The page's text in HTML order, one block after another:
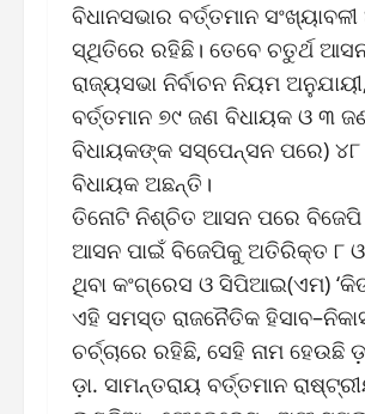
ବିଧାନସଭାର ବର୍ତ୍ତମାନ
ସ୍ଥିତିରେ ରହିଛି। ତେବେ ଚତୁର୍ଥ
ରାଜ୍ୟସଭା ନିର୍ବାଚନ ନିୟମ
ବର୍ତ୍ତମାନ ୭୯ ଜଣ ବିଧାୟକ ଓ ୩
ବିଧାୟକଙ୍କ ସସ୍ପେନ୍ସନ ପରେ)
ବିଧାୟକ ଅଛନ୍ତି।
ତିନୋଟି ନିଶ୍ଚିତ ଆସନ ପରେ ବିଜେପି
ଆସନ ପାଇଁ ବିଜେପିକୁ ଅତିରିକ୍ତ ୮
ଥିବା କଂଗ୍ରେସ ଓ ସିପିଆଇ(ଏମ)
ଏହି ସମସ୍ତ ରାଜନୈତିକ
ଚର୍ଚ୍ଚାରେ ରହିଛି, ସେହି ନାମ ହେଉଛି
ଡ଼ା. ସାମନ୍ତରାୟ ବର୍ତ୍ତମାନ